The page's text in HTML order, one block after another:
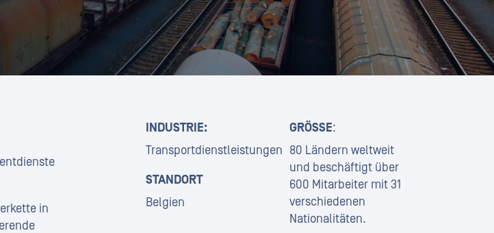
in
INDUSTRIE:
Transportdienstleistungen
STANDORT
Belgien
GRÖSSE:
80 Ländern weltweit
und beschäftigt über
600 Mitarbeiter mit 31
verschiedenen
Nationalitäten.